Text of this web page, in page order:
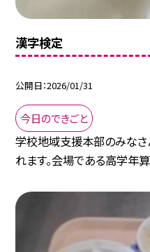
漢字検定
公開日 2026/01/31
今日のできごと
学校地域支援本部のみなさ
れます。会場である高学年